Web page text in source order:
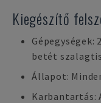
Kiegészítő
betét
Állapot:
Karbantartás: